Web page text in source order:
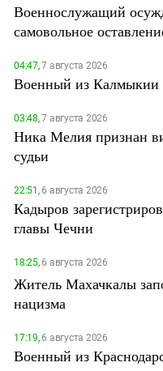
Военнослужащий
самовольное
04:47,7 августа 2026
Военный из Калмыкии
03:48,7 августа 2026
Ника Мелия признан
судьи
22:51,6 августа 2026
Кадыров
главы Чечни
18:25,6 августа 2026
Житель Махачкалы
нацизма
17:19,6 августа 2026
Военный из